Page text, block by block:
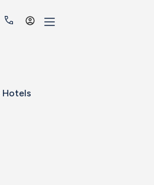
Acceder
Hotels